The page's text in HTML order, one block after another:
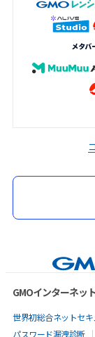
GMOインターネッ
世界初総合ネットセキ
パスワード漏洩診断